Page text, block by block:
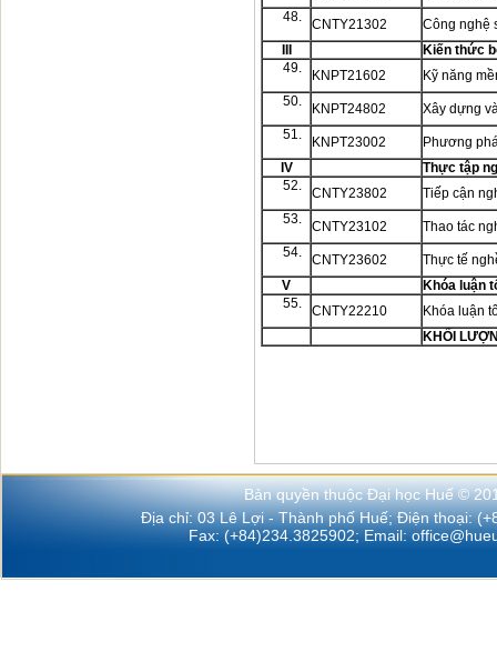
48.
CNTY21302
Công nghệ
Kiến thức
49.
KNPT21602
Kỹ năng
50.
KNPT24802
Xây dựng
51.
KNPT23002
Phương
IV
Thực tập
52.
CNTY23802
Tiếp cận
53.
CNTY23102
Thao tác
54.
CNTY23602
Thực tế
V
Khóa luận
55.
CNTY22210
Khóa luận
KHỐI
Bản quyền thuộc Đại học Huế ©
Địa chỉ: 03 Lê Lợi - Thành phố Huế; Điện thoại:
Fax: (+84)234.3825902; Email: